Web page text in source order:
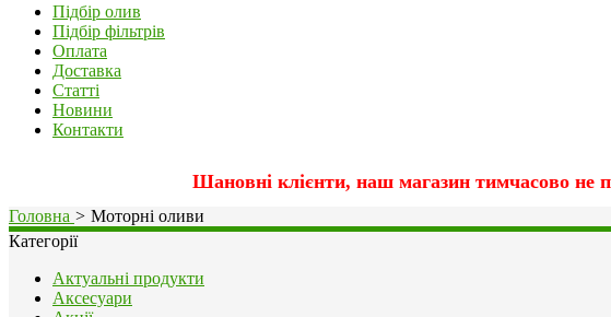
Підбір олив
Підбір фільтрів
Оплата
Доставка
Статті
Новини
Контакти
Шановні клієнти, наш магазин тимчасово не
Головна > Моторні оливи
Категорії
Актуальні продукти
Аксесуари